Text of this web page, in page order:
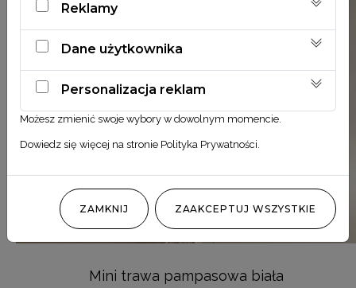
Mini trawa pampasowa biała
Reklamy
Dane użytkownika
Personalizacja reklam
Możesz zmienić swoje wybory w dowolnym momencie.
Dowiedz się więcej na stronie Polityka Prywatności
ZAMKNIJ ZAAKCEPTUJ WSZYSTKIE